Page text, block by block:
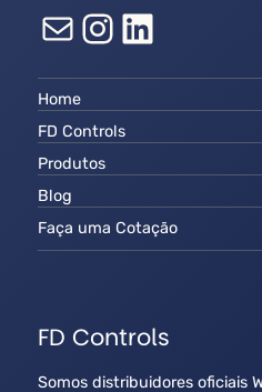
E-mail InstagramLinkedIn
Home
FD Controls
Produtos
Blog
Faça uma Cotação
FD Controls
Somos distribuidores oficiais